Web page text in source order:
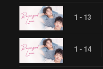
1 - 13
1 - 14